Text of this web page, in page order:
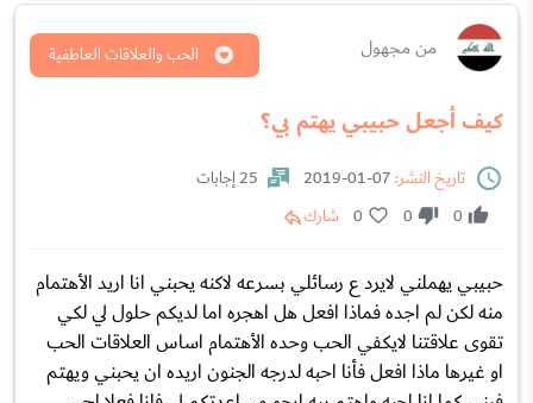
من مجهول
كيف أجعل حبيبي يهتم بي؟
الحب والعلاقات العاطفية
تاريخ النشر:
25 إجابات
0
0
0 شارك
حبيبي يهملني لايرد ع رسائلي بسرعه لاكنه يحبني انا اريد اﻷهتمام
منه لكن لم اجده فماذا افعل هل اهجره اما لديكم حلول لي لكي
تقوى علاقتنا لايكفي الحب وحده اﻷهتمام اساس العلاقات الحب
او غيرها ماذا افعل فأنا احبه لدرجه الجنون اريده ان يحبني ويهتم